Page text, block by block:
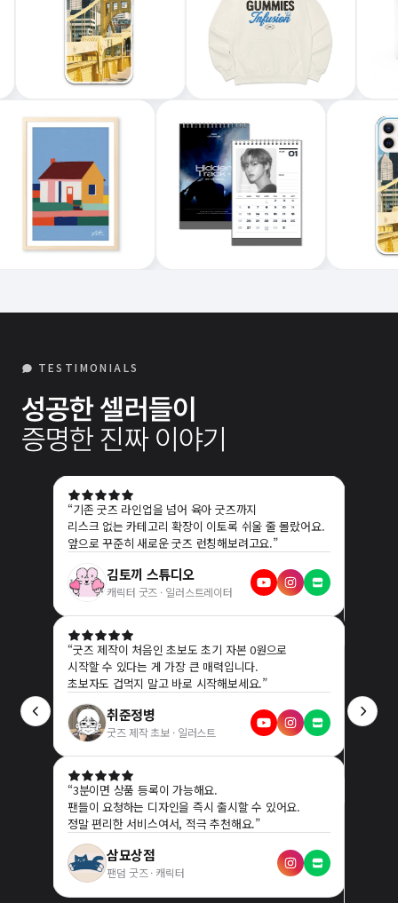
TESTIMONIALS
성공한 셀러들이
증명한 진짜 이야기
“기존 굿즈 라인업을 넘어 육아 굿즈까지
리스크 없는 카테고리 확장이 이토록 쉬울 줄 몰랐어요.
앞으로 꾸준히 새로운 굿즈 런칭해보려고요.”
김토끼 스튜디오
캐릭터 굿즈 · 일러스트레이터
“굿즈 제작이 처음인 초보도 초기 자본 0원으로
시작할 수 있다는 게 가장 큰 매력입니다.
초보자도 겁먹지 말고 바로 시작해보세요.”
취준정병
굿즈 제작 초보 · 일러스트
“3분이면 상품 등록이 가능해요.
팬들이 요청하는 디자인을 즉시 출시할 수 있어요.
정말 편리한 서비스여서, 적극 추천해요.”
삼묘상점
팬덤 굿즈 · 캐릭터
가장 인
서비스